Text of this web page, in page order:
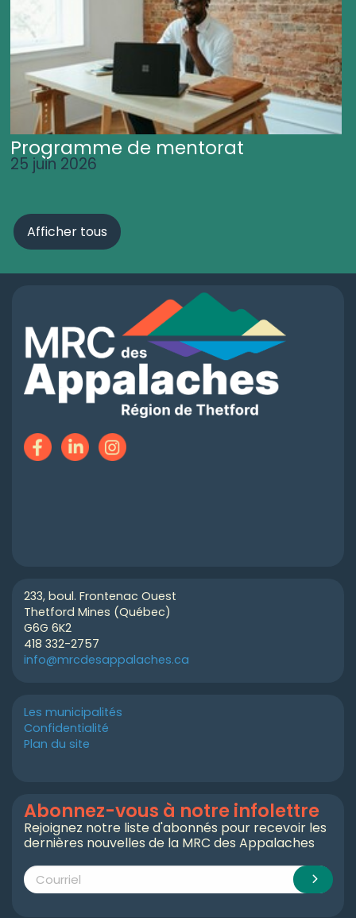
Programme de mentorat
25 juin 2026
Afficher tous
233, boul. Frontenac Ouest
Thetford Mines (Québec)
G6G 6K2
418 332-2757
info@mrcdesappalaches.ca
Les municipalités
Confidentialité
Plan du site
Abonnez-vous à notre infolettre
Rejoignez notre liste d'abonnés pour recevoir les
dernières nouvelles de la MRC des Appalaches